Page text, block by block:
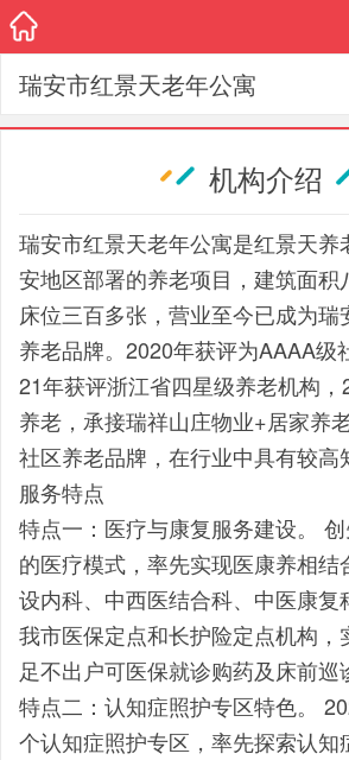
瑞安市红景天老年公寓
机构介绍
瑞安市红景天老年公寓是红景天养
安地区部署的养老项目，建筑面积
床位三百多张，营业至今已成为瑞
养老品牌。2020年获评为AAAA级
21年获评浙江省四星级养老机构
养老，承接瑞祥山庄物业+居家养
社区养老品牌，在行业中具有较高
服务特点
特点一：医疗与康复服务建设。
的医疗模式，率先实现医康养相结
设内科、中西医结合科、中医康复
我市医保定点和长护险定点机构，
足不出户可医保就诊购药及床前巡
特点二：认知症照护专区特色。
个认知症照护专区，率先探索认知